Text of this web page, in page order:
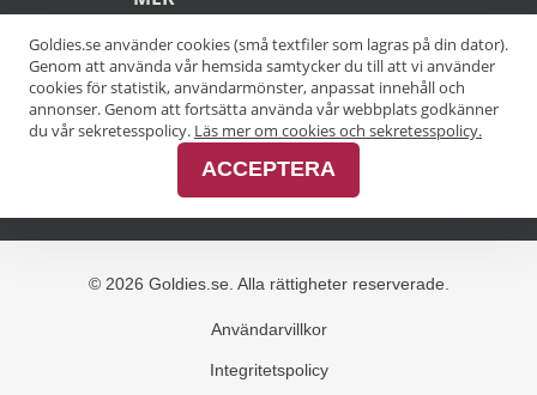
Pensionärsrabatt Stockholm
Pensionärsrabatt Göteborg
Pensionärsrabatt Malmö
Pensionärsrabatt Skåne
Alla kategorier
Goldies.se använder cookies (små textfiler som lagras på din dator).
Genom att använda vår hemsida samtycker du till att vi använder
cookies för statistik, användarmönster, anpassat innehåll och
annonser. Genom att fortsätta använda vår webbplats godkänner
du vår sekretesspolicy. Läs mer om cookies och sekretesspolicy.
ACCEPTERA